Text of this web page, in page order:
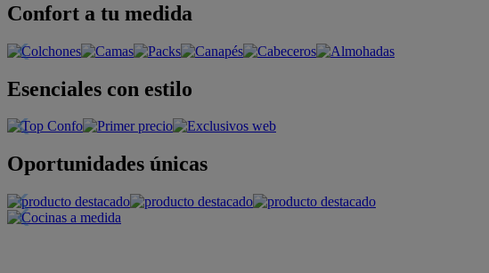
Confort a tu medida
Esenciales con estilo
Oportunidades únicas